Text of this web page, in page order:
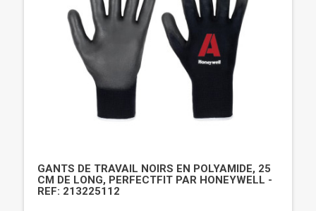
GANTS DE TRAVAIL NOIRS EN POLYAMIDE, 25
CM DE LONG, PERFECTFIT PAR HONEYWELL -
REF: 213225112